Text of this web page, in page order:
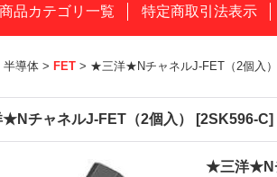
商品カテゴリ一覧 特定商取引法表示
半導体 > FET > ★三洋★NチャネルJ-FET（2個入）
チャネルJ-FET（2個入） [2SK596-C]
★三洋★N